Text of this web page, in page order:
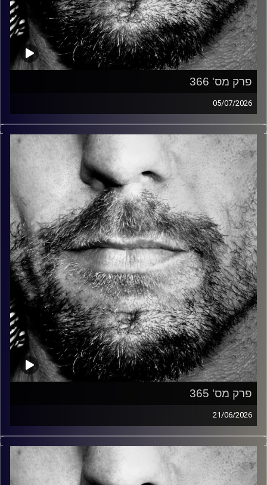
פרק מס' 366
05/07/2026
זיפים, מוזיקה מחוספסת של הופעות חיות. הרבה ג'אם, רוק,
בלוז, bluegrass, ג'אז, Fאנק, פרוגרסיב ואפילו אלקטרוניקה.
כל מה שחי, אמיתי ונושם.
עם שמוליק רגב.
קרדיט תמונות: David Goehring
פרק מס' 365
21/06/2026
זיפים, מוזיקה מחוספסת של הופעות חיות. הרבה ג'אם, רוק,
בלוז, bluegrass, ג'אז, Fאנק, פרוגרסיב ואפילו אלקטרוניקה.
כל מה שחי, אמיתי ונושם.
עם שמוליק רגב.